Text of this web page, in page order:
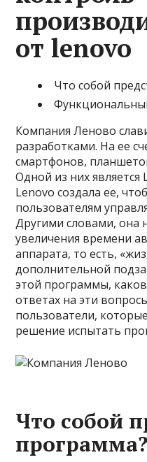
от lenovo
Что собой
Компания Леново
разработками. На ее
смартфонов,
Одной из них
Lenovo создала ее,
пользователям
Другими словами, она
увеличения времени
аппарата, то есть,
дополнительной
этой программы,
ответах на эти
пользователи,
решение испытать
Что собой
программа?